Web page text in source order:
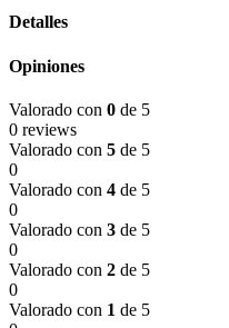
Detalles
Opiniones
Valorado con 0 de 5
0 reviews
Valorado con 5 de 5
0
Valorado con 4 de 5
0
Valorado con 3 de 5
0
Valorado con 2 de 5
0
Valorado con 1 de 5